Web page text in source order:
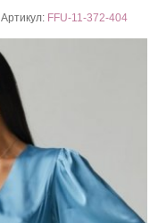
Артикул: FFU-11-372-404